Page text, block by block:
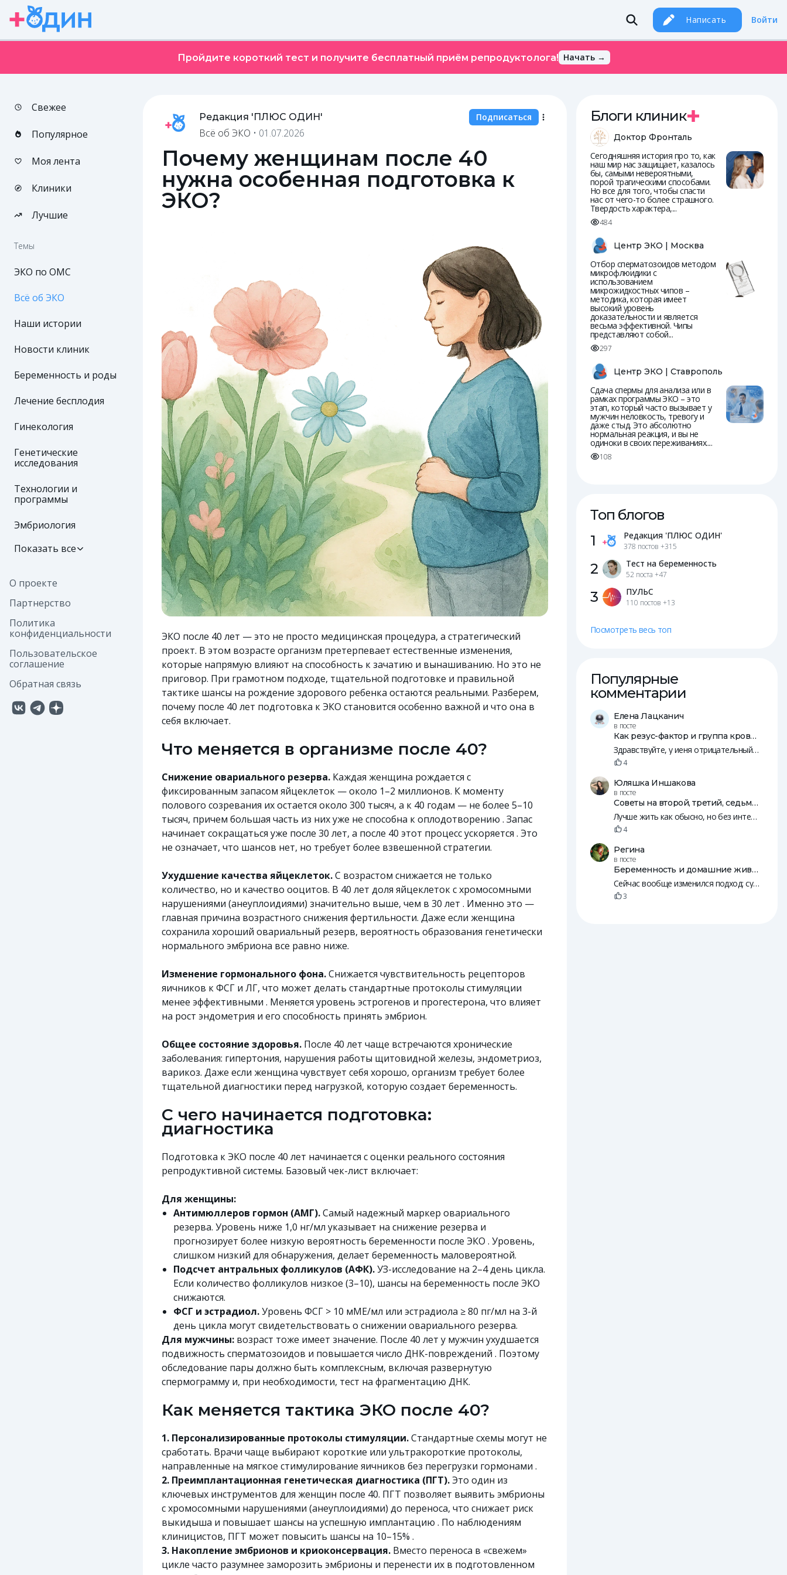
Написать Войти
Пройдите короткий тест и получите бесплатный приём репродуктолога! Начать →
Свежее
Популярное
Моя лента
Клиники
Лучшие
Темы
ЭКО по ОМС
Всё об ЭКО
Наши истории
Новости клиник
Беременность и роды
Лечение бесплодия
Гинекология
Генетические
исследования
Технологии и
программы
Эмбриология
Показать все
О проекте
Партнерство
Политика
конфиденциальности
Пользовательское
соглашение
Обратная связь
Редакция 'ПЛЮС ОДИН' Подписаться
Всё об ЭКО • 01.07.2026
Почему женщинам после 40
нужна особенная подготовка к
ЭКО?
ЭКО после 40 лет — это не просто медицинская процедура, а стратегический
проект. В этом возрасте организм претерпевает естественные изменения,
которые напрямую влияют на способность к зачатию и вынашиванию. Но это не
приговор. При грамотном подходе, тщательной подготовке и правильной
тактике шансы на рождение здорового ребенка остаются реальными. Разберем,
почему после 40 лет подготовка к ЭКО становится особенно важной и что она в
себя включает.
Что меняется в организме после 40?
Снижение овариального резерва. Каждая женщина рождается с
фиксированным запасом яйцеклеток — около 1–2 миллионов. К моменту
полового созревания их остается около 300 тысяч, а к 40 годам — не более 5–10
тысяч, причем большая часть из них уже не способна к оплодотворению . Запас
начинает сокращаться уже после 30 лет, а после 40 этот процесс ускоряется . Это
не означает, что шансов нет, но требует более взвешенной стратегии.
Ухудшение качества яйцеклеток.С возрастом снижается не только
количество, но и качество ооцитов. В 40 лет доля яйцеклеток с хромосомными
нарушениями (анеуплоидиями) значительно выше, чем в 30 лет . Именно это —
главная причина возрастного снижения фертильности. Даже если женщина
сохранила хороший овариальный резерв, вероятность образования генетически
нормального эмбриона все равно ниже.
Изменение гормонального фона.Снижается чувствительность рецепторов
яичников к ФСГ и ЛГ, что может делать стандартные протоколы стимуляции
менее эффективными . Меняется уровень эстрогенов и прогестерона, что влияет
на рост эндометрия и его способность принять эмбрион.
Общее состояние здоровья. После 40 лет чаще встречаются хронические
заболевания: гипертония, нарушения работы щитовидной железы, эндометриоз,
варикоз. Даже если женщина чувствует себя хорошо, организм требует более
тщательной диагностики перед нагрузкой, которую создает беременность.
С чего начинается подготовка:
диагностика
Подготовка к ЭКО после 40 лет начинается с оценки реального состояния
репродуктивной системы. Базовый чек-лист включает:
Для женщины:
Антимюллеров гормон (АМГ).Самый надежный маркер овариального
резерва. Уровень ниже 1,0 нг/мл указывает на снижение резерва и
прогнозирует более низкую вероятность беременности после ЭКО . Уровень,
слишком низкий для обнаружения, делает беременность маловероятной.
Подсчет антральных фолликулов (АФК).УЗ-исследование на 2–4 день цикла.
Если количество фолликулов низкое (3–10), шансы на беременность после ЭКО
снижаются.
ФСГ и эстрадиол.Уровень ФСГ > 10 мМЕ/мл или эстрадиола ≥ 80 пг/мл на 3-й
день цикла могут свидетельствовать о снижении овариального резерва.
Для мужчины: возраст тоже имеет значение. После 40 лет у мужчин ухудшается
подвижность сперматозоидов и повышается число ДНК-повреждений . Поэтому
обследование пары должно быть комплексным, включая развернутую
спермограмму и, при необходимости, тест на фрагментацию ДНК.
Как меняется тактика ЭКО после 40?
1. Персонализированные протоколы стимуляции.Стандартные схемы могут не
сработать. Врачи чаще выбирают короткие или ультракороткие протоколы,
направленные на мягкое стимулирование яичников без перегрузки гормонами .
2. Преимплантационная генетическая диагностика (ПГТ).Это один из
ключевых инструментов для женщин после 40. ПГТ позволяет выявить эмбрионы
с хромосомными нарушениями (анеуплоидиями) до переноса, что снижает риск
выкидыша и повышает шансы на успешную имплантацию . По наблюдениям
клиницистов, ПГТ может повысить шансы на 10–15% .
3. Накопление эмбрионов и криоконсервация. Вместо переноса в «свежем»
цикле часто разумнее заморозить эмбрионы и перенести их в подготовленном
Блоги клиник
Доктор Фронталь
Сегодняшняя история про то, как
наш мир нас защищает, казалось
бы, самыми невероятными,
порой трагическими способами.
Но все для того, чтобы спасти
нас от чего-то более страшного.
Твердость характера,...
484
Центр ЭКО | Москва
Отбор сперматозоидов методом
микрофлюидики с
использованием
микрожидкостных чипов –
методика, которая имеет
высокий уровень
доказательности и является
весьма эффективной. Чипы
представляют собой...
297
Центр ЭКО | Ставрополь
Сдача спермы для анализа или в
рамках программы ЭКО – это
этап, который часто вызывает у
мужчин неловкость, тревогу и
даже стыд. Это абсолютно
нормальная реакция, и вы не
одиноки в своих переживаниях....
108
Топ блогов
1
Редакция 'ПЛЮС ОДИН'
378 постов+315
2 Тест на беременность
52 поста+47
3 ПУЛЬС
110 постов+13
Посмотреть весь топ
Популярные
комментарии
Елена Лацканич
в посте
Как резус-фактор и группа крови влияют на зачатие и беременность
Здравствуйте, у иеня отрицательный резус, у мужа положительны. Пятеро общих детей, младшей уде 14 лет.
4
Юляшка Иншакова
в посте
Советы на второй, третий, седьмой, 10, 12 и 18 день после переноса эмбрионов
Лучше жить как обысно, но без интенсивных занятий, резких движений и т. п. Нужно, чтобы был кровоток. Просто будьте к себе внимательнее, а так живите жизнь 😄
4
Регина
в посте
Беременность и домашние животные
Сейчас вообще изменился подход: судя по рилсам, с собаками начинают знакомить детей еще в животе. А потом и младенцы вместе с животными спят
3